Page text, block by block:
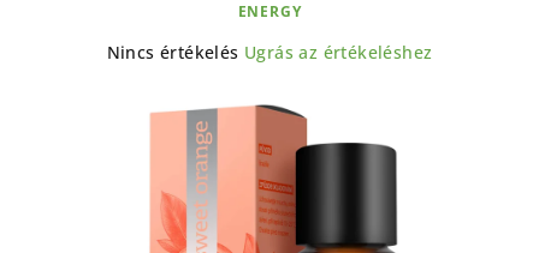
ENERGY
A
csillag.
Nincs értékelés Ugrás az értékeléshez